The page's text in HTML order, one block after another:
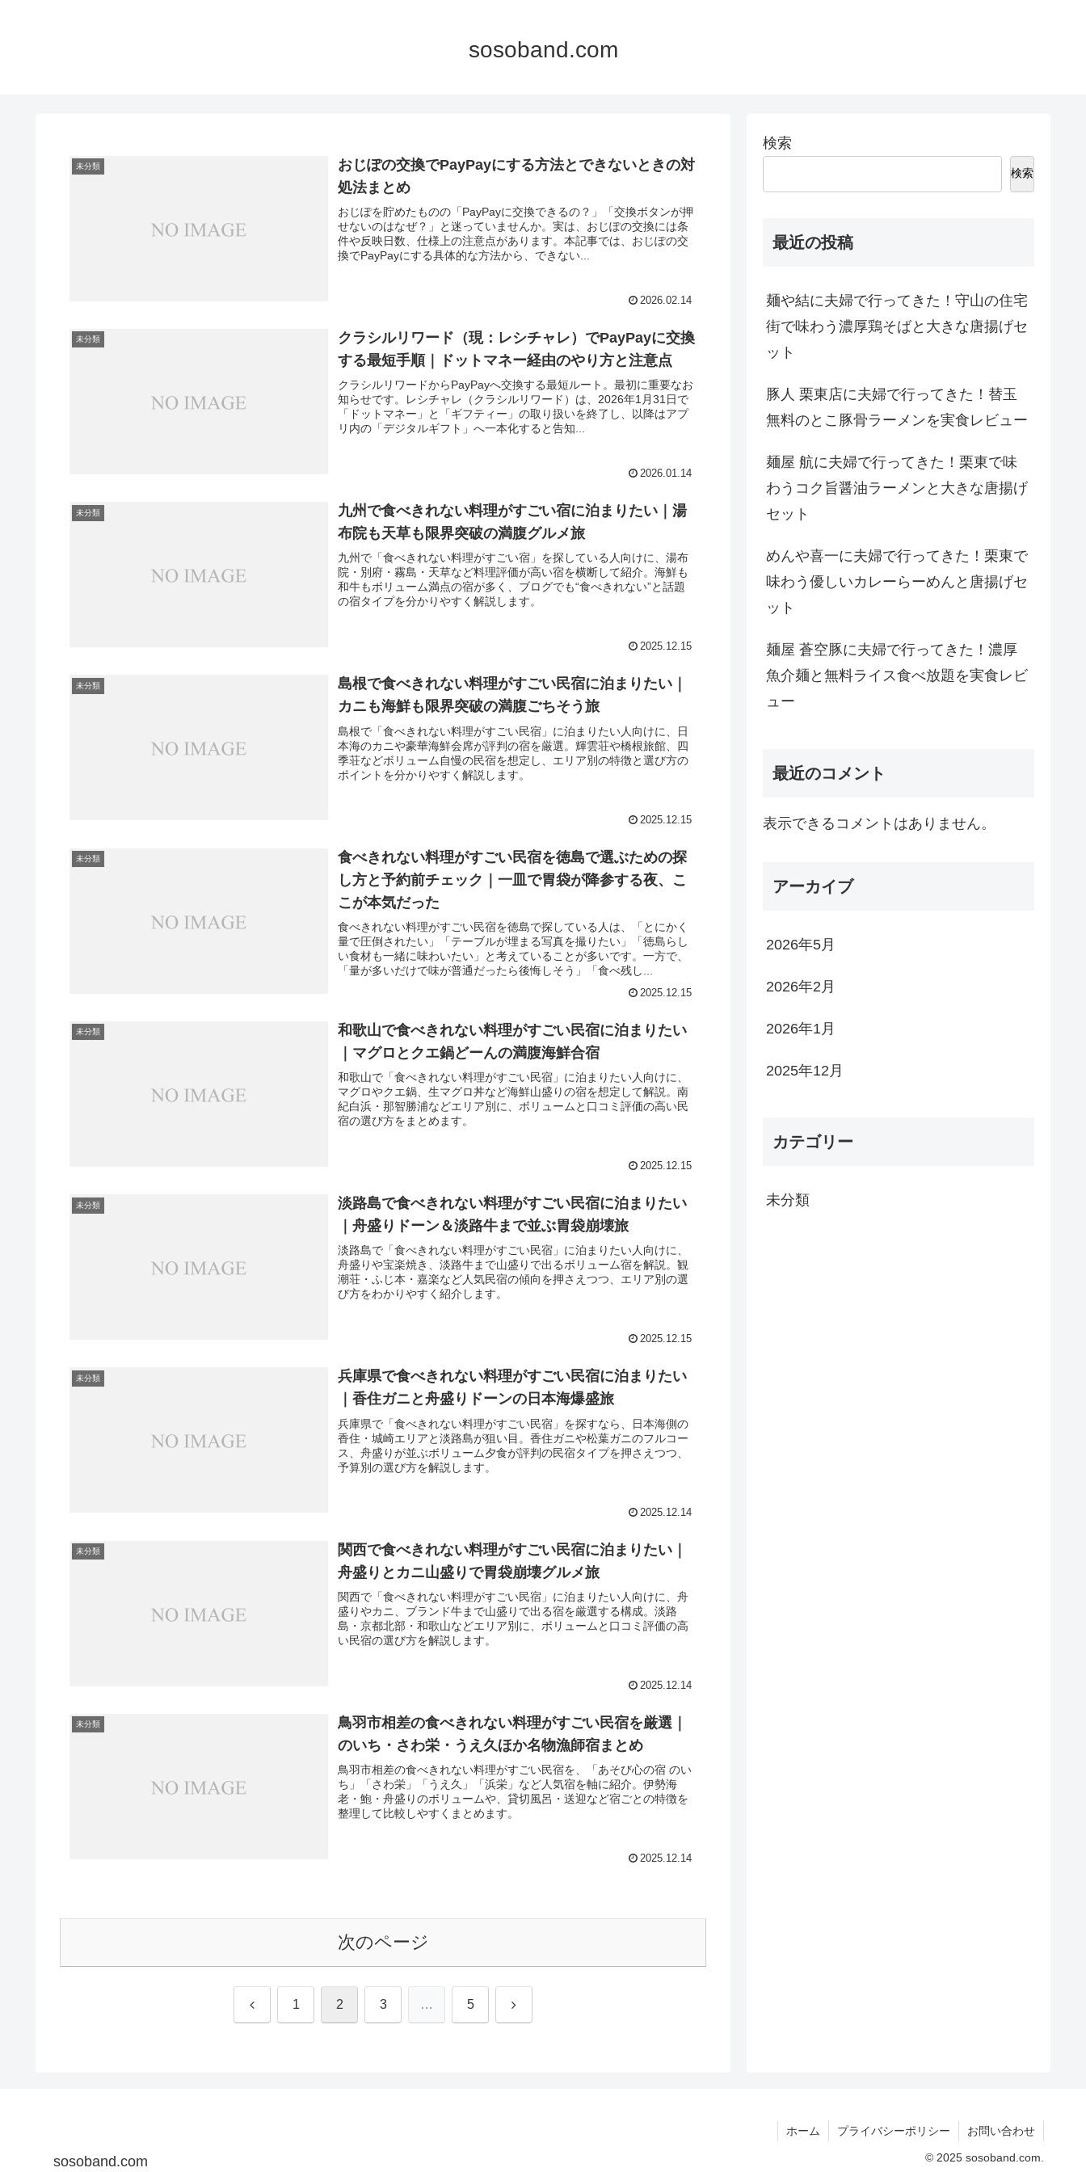
sosoband.com
未分類
おじぽの交換でPayPayにする方法とできないときの対
処法まとめ
おじぽを貯めたものの「PayPayに交換できるの？」「交換ボタンが押
せないのはなぜ？」と迷っていませんか。実は、おじぽの交換には条
件や反映日数、仕様上の注意点があります。本記事では、おじぽの交
換でPayPayにする具体的な方法から、できない...
2026.02.14
未分類
クラシルリワード（現：レシチャレ）でPayPayに交換
する最短手順｜ドットマネー経由のやり方と注意点
クラシルリワードからPayPayへ交換する最短ルート。最初に重要なお
知らせです。レシチャレ（クラシルリワード）は、2026年1月31日で
「ドットマネー」と「ギフティー」の取り扱いを終了し、以降はアプ
リ内の「デジタルギフト」へ一本化すると告知...
2026.01.14
未分類
九州で食べきれない料理がすごい宿に泊まりたい｜湯
布院も天草も限界突破の満腹グルメ旅
九州で「食べきれない料理がすごい宿」を探している人向けに、湯布
院・別府・霧島・天草など料理評価が高い宿を横断して紹介。海鮮も
和牛もボリューム満点の宿が多く、ブログでも“食べきれない”と話題
の宿タイプを分かりやすく解説します。
2025.12.15
未分類
島根で食べきれない料理がすごい民宿に泊まりたい｜
カニも海鮮も限界突破の満腹ごちそう旅
島根で「食べきれない料理がすごい民宿」に泊まりたい人向けに、日
本海のカニや豪華海鮮会席が評判の宿を厳選。輝雲荘や橋根旅館、四
季荘などボリューム自慢の民宿を想定し、エリア別の特徴と選び方の
ポイントを分かりやすく解説します。
2025.12.15
未分類
食べきれない料理がすごい民宿を徳島で選ぶための探
し方と予約前チェック｜一皿で胃袋が降参する夜、こ
こが本気だった
食べきれない料理がすごい民宿を徳島で探している人は、「とにかく
量で圧倒されたい」「テーブルが埋まる写真を撮りたい」「徳島らし
い食材も一緒に味わいたい」と考えていることが多いです。一方で、
「量が多いだけで味が普通だったら後悔しそう」「食べ残し...
2025.12.15
未分類
和歌山で食べきれない料理がすごい民宿に泊まりたい
｜マグロとクエ鍋どーんの満腹海鮮合宿
和歌山で「食べきれない料理がすごい民宿」に泊まりたい人向けに、
マグロやクエ鍋、生マグロ丼など海鮮山盛りの宿を想定して解説。南
紀白浜・那智勝浦などエリア別に、ボリュームと口コミ評価の高い民
宿の選び方をまとめます。
2025.12.15
未分類
淡路島で食べきれない料理がすごい民宿に泊まりたい
｜舟盛りドーン＆淡路牛まで並ぶ胃袋崩壊旅
淡路島で「食べきれない料理がすごい民宿」に泊まりたい人向けに、
舟盛りや宝楽焼き、淡路牛まで山盛りで出るボリューム宿を解説。観
潮荘・ふじ本・嘉楽など人気民宿の傾向を押さえつつ、エリア別の選
び方をわかりやすく紹介します。
2025.12.15
未分類
兵庫県で食べきれない料理がすごい民宿に泊まりたい
｜香住ガニと舟盛りドーンの日本海爆盛旅
兵庫県で「食べきれない料理がすごい民宿」を探すなら、日本海側の
香住・城崎エリアと淡路島が狙い目。香住ガニや松葉ガニのフルコー
ス、舟盛りが並ぶボリューム夕食が評判の民宿タイプを押さえつつ、
予算別の選び方を解説します。
2025.12.14
未分類
関西で食べきれない料理がすごい民宿に泊まりたい｜
舟盛りとカニ山盛りで胃袋崩壊グルメ旅
関西で「食べきれない料理がすごい民宿」に泊まりたい人向けに、舟
盛りやカニ、ブランド牛まで山盛りで出る宿を厳選する構成。淡路
島・京都北部・和歌山などエリア別に、ボリュームと口コミ評価の高
い民宿の選び方を解説します。
2025.12.14
未分類
鳥羽市相差の食べきれない料理がすごい民宿を厳選｜
のいち・さわ栄・うえ久ほか名物漁師宿まとめ
鳥羽市相差の食べきれない料理がすごい民宿を、「あそび心の宿 のい
ち」「さわ栄」「うえ久」「浜栄」など人気宿を軸に紹介。伊勢海
老・鮑・舟盛りのボリュームや、貸切風呂・送迎など宿ごとの特徴を
整理して比較しやすくまとめます。
2025.12.14
次のページ
前 1 2 3 … 5 次
検索
検索
最近の投稿
麺や結に夫婦で行ってきた！守山の住宅
街で味わう濃厚鶏そばと大きな唐揚げセ
ット
豚人 栗東店に夫婦で行ってきた！替玉
無料のとこ豚骨ラーメンを実食レビュー
麺屋 航に夫婦で行ってきた！栗東で味
わうコク旨醤油ラーメンと大きな唐揚げ
セット
めんや喜一に夫婦で行ってきた！栗東で
味わう優しいカレーらーめんと唐揚げセ
ット
麺屋 蒼空豚に夫婦で行ってきた！濃厚
魚介麺と無料ライス食べ放題を実食レビ
ュー
最近のコメント
表示できるコメントはありません。
アーカイブ
2026年5月
2026年2月
2026年1月
2025年12月
カテゴリー
未分類
sosoband.com
ホーム プライバシーポリシー お問い合わせ
© 2025 sosoband.com.